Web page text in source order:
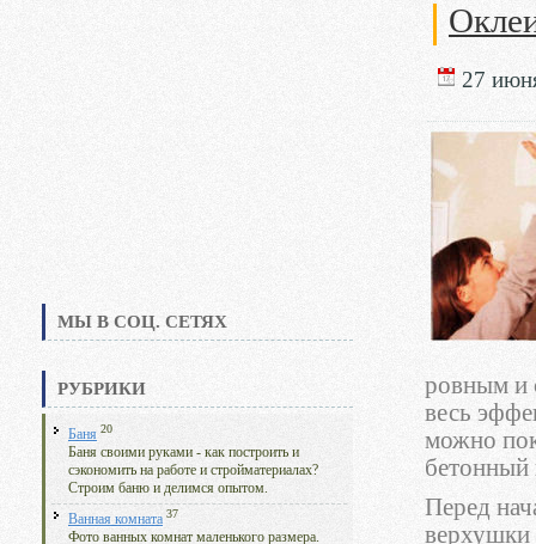
МЫ В СОЦ. СЕТЯХ
РУБРИКИ
Баня 20
Баня своими руками - как построить и
сэкономить на работе и стройматериалах?
Строим баню и делимся опытом.
Ванная комната 37
Фото ванных комнат маленького размера.
27
ровным и
весь
можно
бетонный
Перед
верхушки